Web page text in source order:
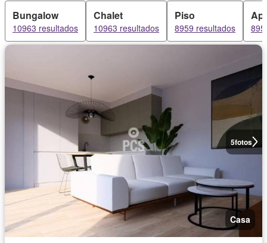
Bungalow
10963 resultados
Chalet
10963 resultados
Piso
8959 resultados
5fotos
Casa